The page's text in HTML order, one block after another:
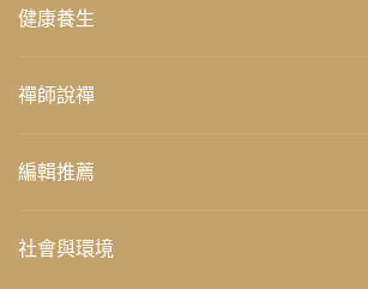
健康養生
禪師說禪
編輯推薦
社會與環境